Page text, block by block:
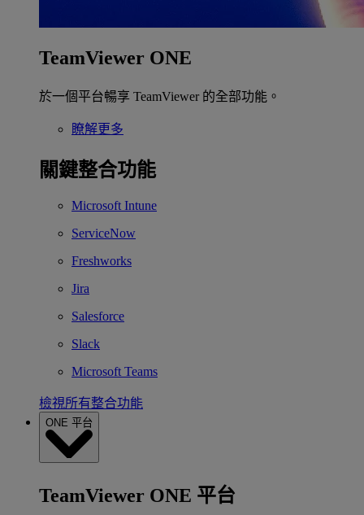
TeamViewer ONE
於一個平台暢享 TeamViewer 的全部功能。
瞭解更多
關鍵整合功能
Microsoft Intune
ServiceNow
Freshworks
Jira
Salesforce
Slack
Microsoft Teams
檢視所有整合功能
ONE 平台
TeamViewer ONE 平台